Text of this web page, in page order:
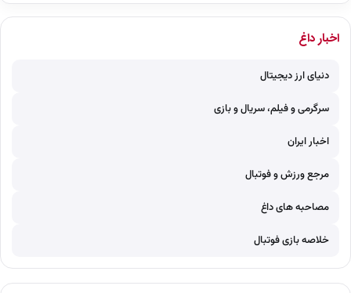
اخبار داغ
دنیای ارز دیجیتال
سرگرمی و فیلم، سریال و بازی
اخبار ایران
مرجع ورزش و فوتبال
مصاحبه های داغ
خلاصه بازی فوتبال